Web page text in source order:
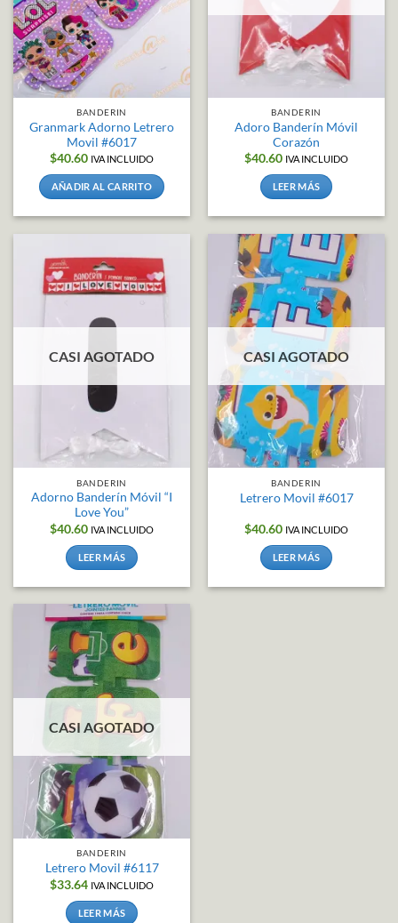
BANDERIN
Granmark Adorno Letrero
Movil #6017
$40.60 IVA INCLUIDO
AÑADIR AL CARRITO
BANDERIN
Adoro Banderín Móvil
Corazón
$40.60 IVA INCLUIDO
LEER MÁS
CASI AGOTADO
BANDERIN
Adorno Banderín Móvil “I
Love You”
$40.60 IVA INCLUIDO
LEER MÁS
CASI AGOTADO
BANDERIN
Letrero Movil #6017
$40.60 IVA INCLUIDO
LEER MÁS
CASI AGOTADO
BANDERIN
Letrero Movil #6117
$33.64 IVA INCLUIDO
LEER MÁS